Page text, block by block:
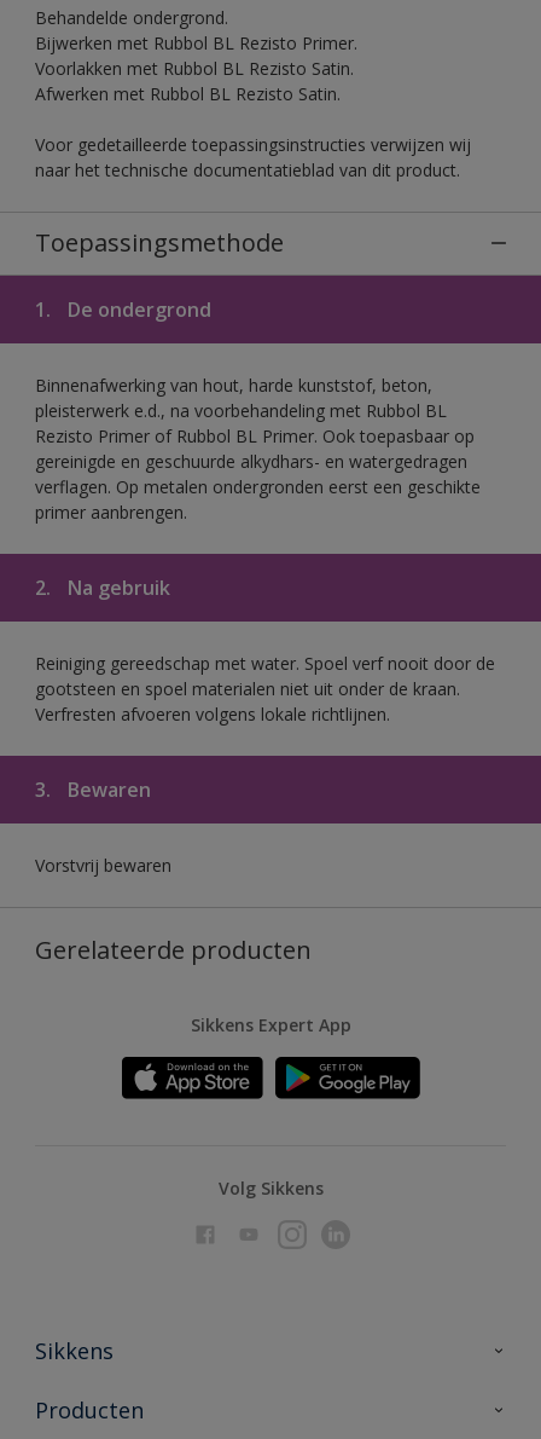
Behandelde ondergrond.
Bijwerken met Rubbol BL Rezisto Primer.
Voorlakken met Rubbol BL Rezisto Satin.
Afwerken met Rubbol BL Rezisto Satin.
Voor gedetailleerde toepassingsinstructies verwijzen wij
naar het technische documentatieblad van dit product.
Toepassingsmethode
1. De ondergrond
Binnenafwerking van hout, harde kunststof, beton,
pleisterwerk e.d., na voorbehandeling met Rubbol BL
Rezisto Primer of Rubbol BL Primer. Ook toepasbaar op
gereinigde en geschuurde alkydhars- en watergedragen
verflagen. Op metalen ondergronden eerst een geschikte
primer aanbrengen.
2. Na gebruik
Reiniging gereedschap met water. Spoel verf nooit door de
gootsteen en spoel materialen niet uit onder de kraan.
Verfresten afvoeren volgens lokale richtlijnen.
3. Bewaren
Vorstvrij bewaren
Gerelateerde producten
Sikkens Expert App
Volg Sikkens
Sikkens
Over Sikkens
Producten